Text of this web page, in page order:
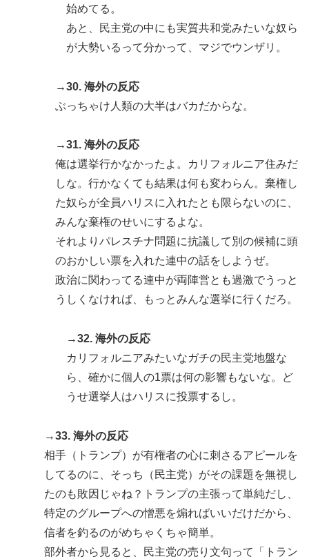
始めてる。
あと、民主党の中にも実質共和党みたいな奴ら
が大勢いるって分かって、マジでウンザリ。
→30. 海外の反応
ぶっちゃけ人類の大半はバカだからな。
→31. 海外の反応
俺は選挙行かなかったよ。カリフォルニア住みだ
しな。行かなくても結果は何も変わらん。棄権し
た奴らが全員ハリスに入れたとも限らないのに、
みんな棄権のせいにするよな。
それよりパレスチナ問題に抗議して別の候補に頭
のおかしい票を入れた連中の話をしようぜ。
政治に関わってる連中が両陣営とも過激でうっと
うしくなければ、もっとみんな選挙に行くだろ。
→32. 海外の反応
カリフォルニアみたいなガチの民主党地盤な
ら、確かに個人の1票は何の影響もないな。ど
うせ選挙人はハリスに投票するし。
→33. 海外の反応
相手（トランプ）が有権者の心に刺さるアピールを
してるのに、そっち（民主党）がその課題を無視し
たのも敗因じゃね？トランプの主張って単純だし、
特定のグループへの憎悪を煽ればいいだけだから、
信者を釣るのがめちゃくちゃ簡単。
部外者から見ると、民主党の売り文句って「トラン